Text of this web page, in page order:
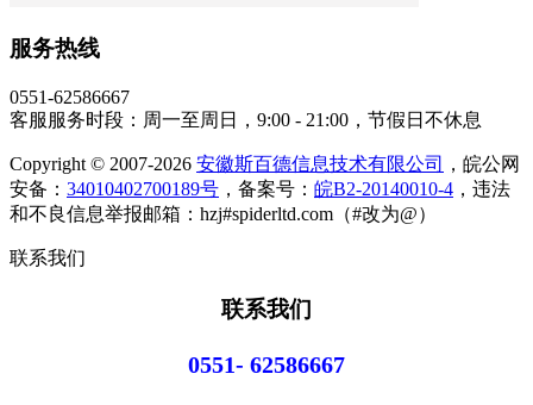
服务热线
0551-62586667
客服服务时段：周一至周日，9:00 - 21:00，节假日不休息
Copyright © 2007-2026 安徽斯百德信息技术有限公司
，皖公网
安备： 34010402700189号 ，备案号： 皖B2-20140010-4 ，违法
和不良信息举报邮箱：hzj#spiderltd.com（#改为@）
联系我们
联系我们
0551- 62586667